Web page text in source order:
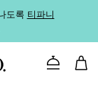
도록 티파니
문의하기